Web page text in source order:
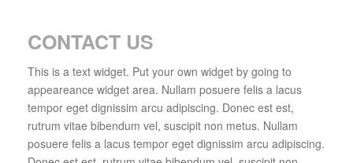
CONTACT US
This is a text widget. Put your own widget by going to
appeareance widget area. Nullam posuere felis a lacus
tempor eget dignissim arcu adipiscing. Donec est est,
rutrum vitae bibendum vel, suscipit non metus. Nullam
posuere felis a lacus tempor eget dignissim arcu adipiscing.